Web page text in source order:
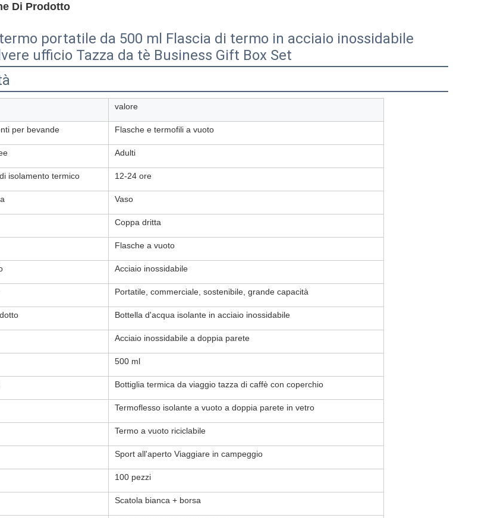
Di Prodotto
portatile da 500 ml Flascia di termo in acciaio inossidabile
ufficio Tazza da tè Business Gift Box Set
valore
per bevande Flasche e termofili a vuoto
Adulti
isolamento termico 12-24 ore
Vaso
Coppa dritta
Flasche a vuoto
Acciaio inossidabile
Portatile, commerciale, sostenibile, grande capacità
Bottella d'acqua isolante in acciaio inossidabile
Acciaio inossidabile a doppia parete
500 ml
Bottiglia termica da viaggio tazza di caffè con coperchio
Termoflesso isolante a vuoto a doppia parete in vetro
Termo a vuoto riciclabile
Sport all'aperto Viaggiare in campeggio
100 pezzi
Scatola bianca + borsa